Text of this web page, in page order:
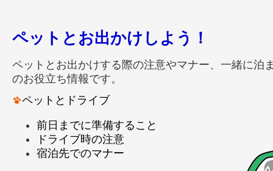
ペットとお出かけしよう！
ペットとお出かけする際の注意やマナー、一緒に泊
のお役立ち情報です。
ペットとドライブ
前日までに準備すること
ドライブ時の注意
宿泊先でのマナー